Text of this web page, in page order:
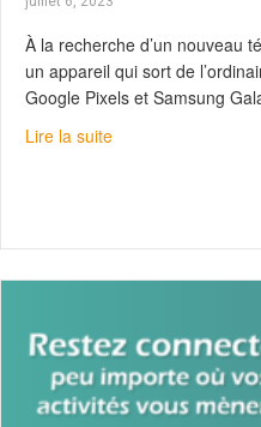
À la recherche d’un nouveau
un appareil qui sort de
Google Pixels et Samsung
Lire la suiteabout Faites-en